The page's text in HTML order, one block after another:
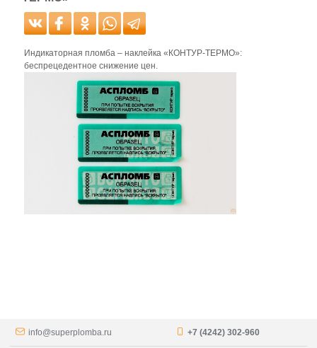
Индикаторная пломба – наклейка «КОНТУР-ТЕРМО»:
беспрецедентное снижение цен.
info@superplomba.ru +7 (4242) 302-960